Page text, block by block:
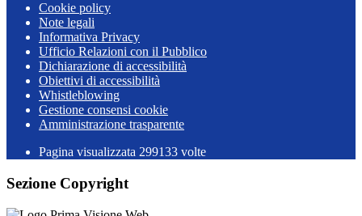
Cookie policy
Note legali
Informativa Privacy
Ufficio Relazioni con il Pubblico
Dichiarazione di accessibilità
Obiettivi di accessibilità
Whistleblowing
Gestione consensi cookie
Amministrazione trasparente
Pagina visualizzata 299133 volte
Sezione Copyright